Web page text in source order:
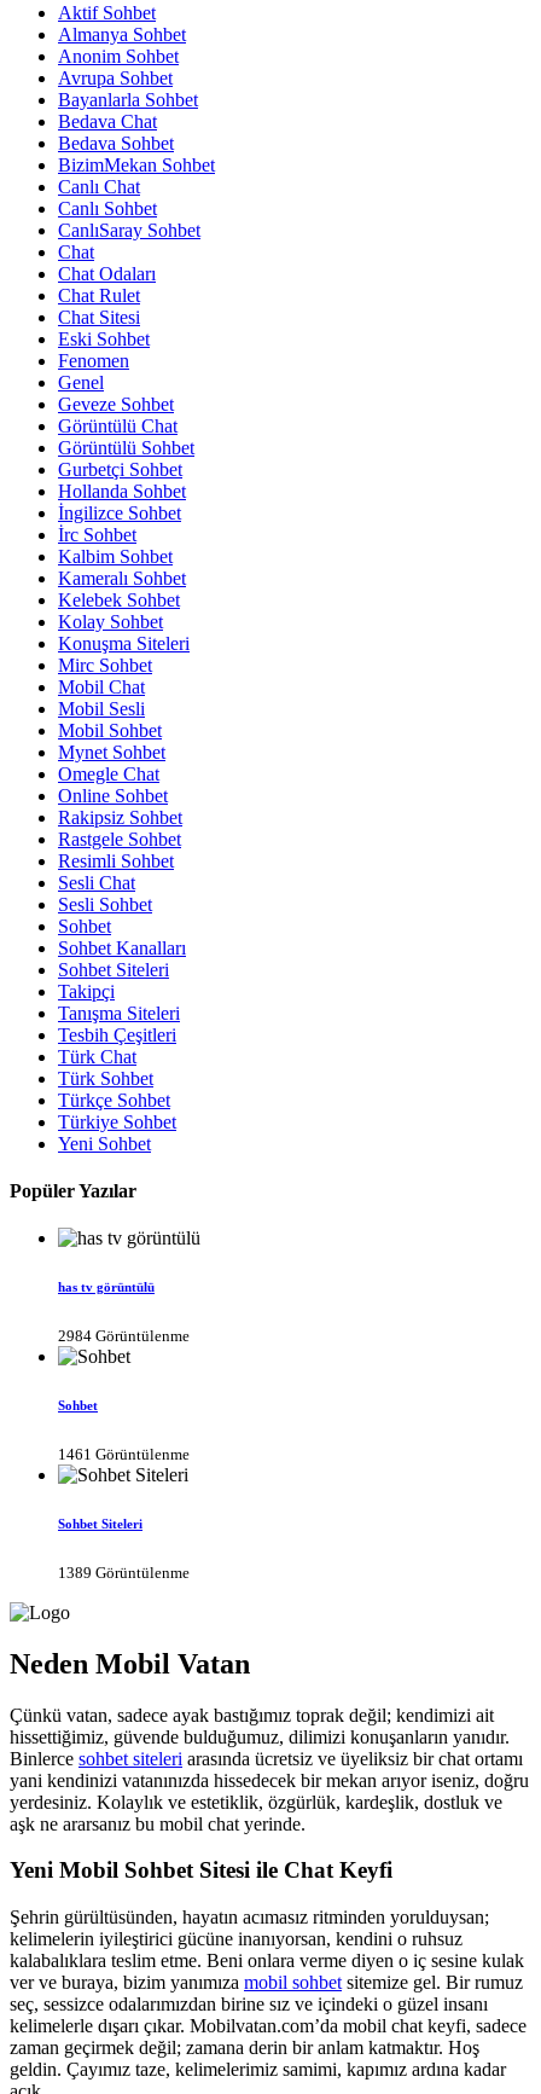
Aktif Sohbet
Almanya Sohbet
Anonim Sohbet
Avrupa Sohbet
Bayanlarla Sohbet
Bedava Chat
Bedava Sohbet
BizimMekan Sohbet
Canlı Chat
Canlı Sohbet
CanlıSaray Sohbet
Chat
Chat Odaları
Chat Rulet
Chat Sitesi
Eski Sohbet
Fenomen
Genel
Geveze Sohbet
Görüntülü Chat
Görüntülü Sohbet
Gurbetçi Sohbet
Hollanda Sohbet
İngilizce Sohbet
İrc Sohbet
Kalbim Sohbet
Kameralı Sohbet
Kelebek Sohbet
Kolay Sohbet
Konuşma Siteleri
Mirc Sohbet
Mobil Chat
Mobil Sesli
Mobil Sohbet
Mynet Sohbet
Omegle Chat
Online Sohbet
Rakipsiz Sohbet
Rastgele Sohbet
Resimli Sohbet
Sesli Chat
Sesli Sohbet
Sohbet
Sohbet Kanalları
Sohbet Siteleri
Takipçi
Tanışma Siteleri
Tesbih Çeşitleri
Türk Chat
Türk Sohbet
Türkçe Sohbet
Türkiye Sohbet
Yeni Sohbet
Popüler Yazılar
has tv görüntülü
2984 Görüntülenme
Sohbet
1461 Görüntülenme
Sohbet Siteleri
1389 Görüntülenme
Neden Mobil Vatan
Çünkü vatan, sadece ayak bastığımız toprak değil; kendimizi ait
hissettiğimiz, güvende bulduğumuz, dilimizi konuşanların yanıdır.
Binlerce sohbet siteleri arasında ücretsiz ve üyeliksiz bir chat ortamı
yani kendinizi vatanınızda hissedecek bir mekan arıyor iseniz, doğru
yerdesiniz. Kolaylık ve estetiklik, özgürlük, kardeşlik, dostluk ve
aşk ne ararsanız bu mobil chat yerinde.
Yeni Mobil Sohbet Sitesi ile Chat Keyfi
Şehrin gürültüsünden, hayatın acımasız ritminden yorulduysan;
kelimelerin iyileştirici gücüne inanıyorsan, kendini o ruhsuz
kalabalıklara teslim etme. Beni onlara verme diyen o iç sesine kulak
ver ve buraya, bizim yanımıza mobil sohbet sitemize gel. Bir rumuz
seç, sessizce odalarımızdan birine sız ve içindeki o güzel insanı
kelimelerle dışarı çıkar. Mobilvatan.com’da mobil chat keyfi, sadece
zaman geçirmek değil; zamana derin bir anlam katmaktır. Hoş
geldin. Çayımız taze, kelimelerimiz samimi, kapımız ardına kadar